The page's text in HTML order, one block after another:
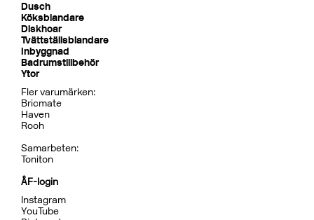
Dusch
Köksblandare
Diskhoar
Tvättställsblandare
Inbyggnad
Badrumstillbehör
Ytor
Fler varumärken:
Bricmate
Haven
Rooh
Samarbeten:
Toniton
ÅF-login
Instagram
YouTube